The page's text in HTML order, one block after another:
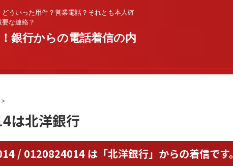
ういった用件？営業電話？それとも本人確
な連絡？
銀行からの電話着信の内
>
は北洋銀行
/ 0120824014 は「北洋銀行」からの着信です。